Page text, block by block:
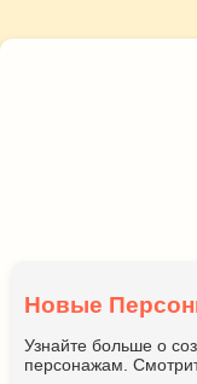
Новые
Узнайте больше о
персонажам.